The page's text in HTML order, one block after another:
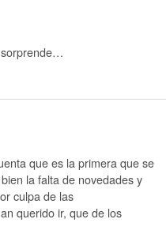
que es la primera que se
la falta de novedades y
culpa de las
querido ir, que de los